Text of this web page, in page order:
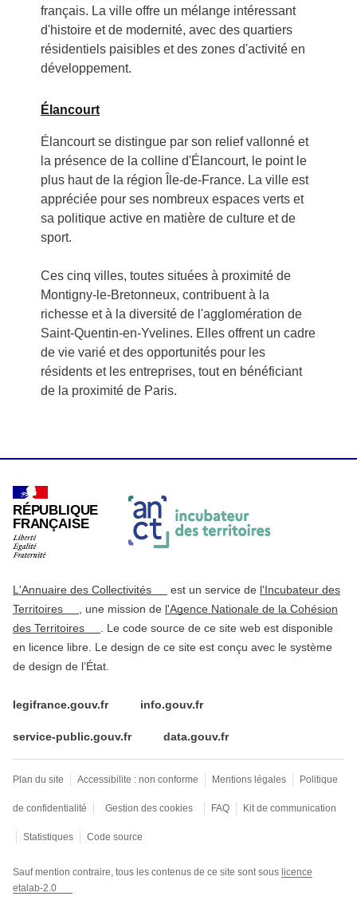
français. La ville offre un mélange intéressant
d'histoire et de modernité, avec des quartiers
résidentiels paisibles et des zones d'activité en
développement.
Élancourt
Élancourt se distingue par son relief vallonné et
la présence de la colline d'Élancourt, le point le
plus haut de la région Île-de-France. La ville est
appréciée pour ses nombreux espaces verts et
sa politique active en matière de culture et de
sport.
Ces cinq villes, toutes situées à proximité de
Montigny-le-Bretonneux, contribuent à la
richesse et à la diversité de l'agglomération de
Saint-Quentin-en-Yvelines. Elles offrent un cadre
de vie varié et des opportunités pour les
résidents et les entreprises, tout en bénéficiant
de la proximité de Paris.
RÉPUBLIQUE
FRANÇAISE
L'Annuaire des Collectivités est un service de l'Incubateur des
Territoires
, une mission de l'Agence Nationale de la Cohésion
des Territoires
. Le code source de ce site web est disponible
en licence libre. Le design de ce site est conçu avec le système
de design de l’État.
legifrance.gouv.fr info.gouv.fr
service-public.gouv.fr data.gouv.fr
Plan du site Accessibilite : non conforme Mentions légales Politique
de confidentialité Gestion des cookies FAQ Kit de communication
Statistiques Code source
Sauf mention contraire, tous les contenus de ce site sont sous licence
etalab-2.0